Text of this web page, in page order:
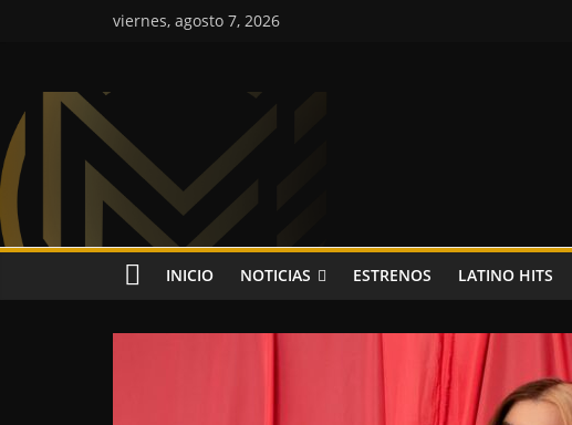
viernes, agosto 7, 2026
Colombia
Music
Inc
Colombia
Music
INICIO NOTICIAS ESTRENOS LATINO HITS